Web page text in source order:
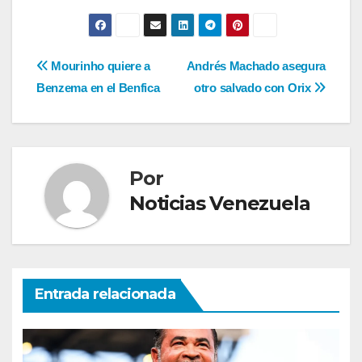
Navegación
Andrés Machado asegura
otro salvado con Orix
Mourinho quiere a
Benzema en el Benfica
Por
Noticias Venezuela
Entrada relacionada